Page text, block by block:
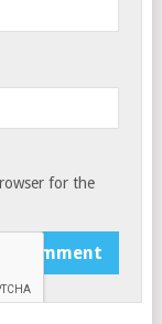
for the